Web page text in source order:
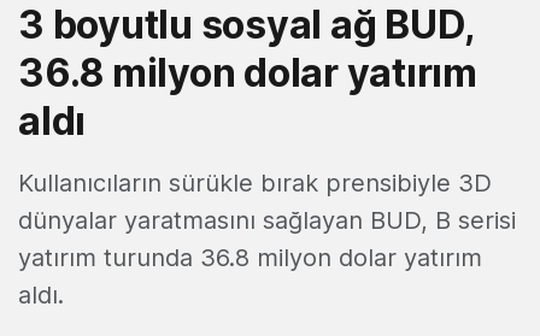
3 boyutlu sosyal ağ BUD,
36.8 milyon dolar yatırım
aldı
Kullanıcıların sürükle bırak prensibiyle 3D
dünyalar yaratmasını sağlayan BUD, B serisi
yatırım turunda 36.8 milyon dolar yatırım
aldı.